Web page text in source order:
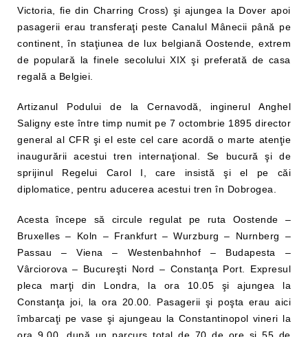
Victoria, fie din Charring Cross) şi ajungea la Dover apoi
pasagerii erau transferaţi peste Canalul Mânecii până pe
continent, în staţiunea de lux belgiană Oostende, extrem
de populară la finele secolului XIX şi preferată de casa
regală a Belgiei.
Artizanul Podului de la Cernavodă, inginerul Anghel
Saligny este între timp numit pe 7 octombrie 1895 director
general al CFR şi el este cel care acordă o marte atenţie
inaugurării acestui tren internaţional. Se bucură şi de
sprijinul Regelui Carol I, care insistă şi el pe căi
diplomatice, pentru aducerea acestui tren în Dobrogea.
Acesta începe să circule regulat pe ruta Oostende –
Bruxelles – Koln – Frankfurt – Wurzburg – Nurnberg –
Passau – Viena – Westenbahnhof – Budapesta –
Vârciorova – Bucureşti Nord – Constanţa Port. Expresul
pleca marţi din Londra, la ora 10.05 şi ajungea la
Constanţa joi, la ora 20.00. Pasagerii şi poşta erau aici
îmbarcaţi pe vase şi ajungeau la Constantinopol vineri la
ora 9.00, după un parcurs total de 70 de ore şi 55 de